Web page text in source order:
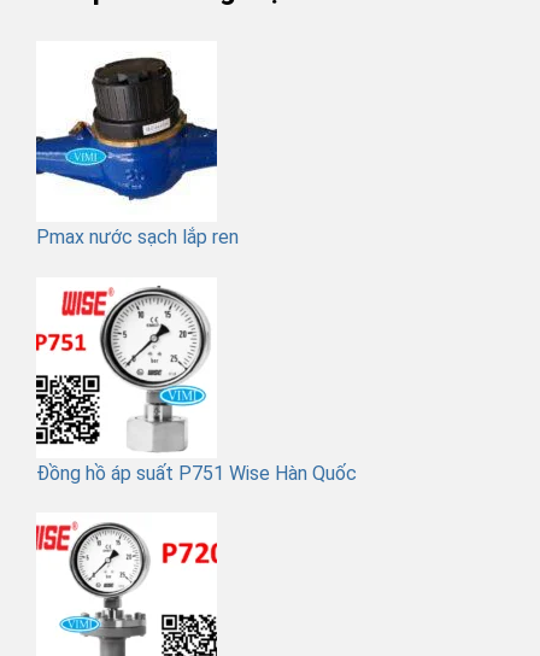
Pmax nước sạch lắp ren
Đồng hồ áp suất P751 Wise Hàn Quốc